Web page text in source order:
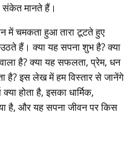
संकेत मानते हैं।
में चमकता हुआ तारा टूटते हुए
हैं। क्या यह सपना शुभ है? क्या
है? क्या यह सफलता, प्रेम, धन
है? इस लेख में हम विस्तार से जानेंगे
होता है, इसका धार्मिक,
है, और यह सपना जीवन पर किस